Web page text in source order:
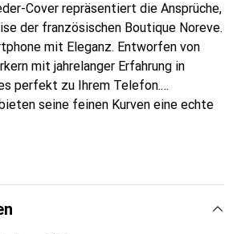
Cover repräsentiert die Ansprüche,
der französischen Boutique Noreve.
mit Eleganz. Entworfen von
mit jahrelanger Erfahrung in
perfekt zu Ihrem Telefon.
seine feinen Kurven eine echte
International anerkannt für
eine anspruchsvolle Kundschaft.